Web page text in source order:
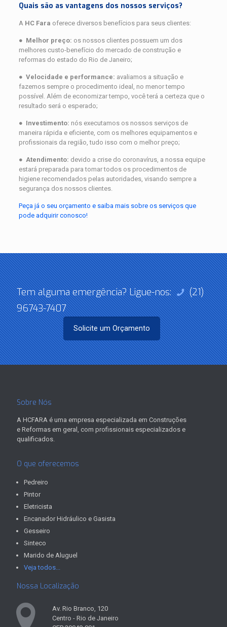
Quais são as vantagens dos nossos serviços?
A HC Fara oferece diversos benefícios para seus clientes:
● Melhor preço: os nossos clientes possuem um dos
melhores custo-benefício do mercado de construção e
reformas do estado do Rio de Janeiro;
● Velocidade e performance: avaliamos a situação e
fazemos sempre o procedimento ideal, no menor tempo
possível. Além de economizar tempo, você terá a certeza que o
resultado será o esperado;
● Investimento: nós executamos os nossos serviços de
maneira rápida e eficiente, com os melhores equipamentos e
profissionais da região, tudo isso com o melhor preço;
● Atendimento: devido a crise do coronavírus, a nossa equipe
estará preparada para tomar todos os procedimentos de
higiene recomendados pelas autoridades, visando sempre a
segurança dos nossos clientes.
Peça já o seu orçamento e saiba mais sobre os serviços que
pode adquirir conosco!
Tem alguma emergência? Ligue-nos:
(21)
96743-7407
Solicite um Orçamento
Sobre Nós
A HCFARA é uma empresa especializada em Construções
e Reformas em geral, com profissionais especializados e
qualificados.
O que oferecemos
Pedreiro
Pintor
Eletricista
Encanador Hidráulico e Gasista
Gesseiro
Sinteco
Marido de Aluguel
Veja todos...
Nossa Localização
Av. Rio Branco, 120
Centro - Rio de Janeiro